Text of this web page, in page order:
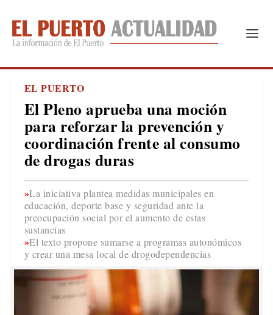
EL PUERTO
El Pleno aprueba una moción
para reforzar la prevención y
coordinación frente al consumo
de drogas duras
La iniciativa plantea medidas municipales en
educación, deporte base y seguridad ante la
preocupación social por el aumento de estas
sustancias
El texto propone sumarse a programas autonómicos
y crear una mesa local de drogodependencias